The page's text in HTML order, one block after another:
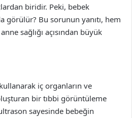
biridir. Peki, bebek
görülür? Bu sorunun yanıtı, hem
sağlığı açısından büyük
iç organların ve
bir tıbbi görüntüleme
sayesinde bebeğin